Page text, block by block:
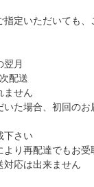
指定いただいても、
翌月
配送
ません
た場合、初回のお
下さい
り再配達でもお受
対応は出来ません